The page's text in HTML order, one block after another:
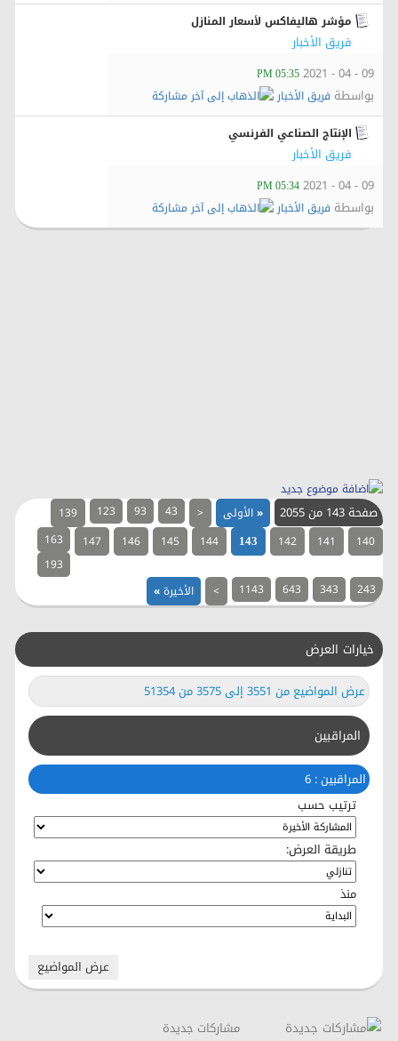
مؤشر هاليفاكس لأسعار المنازل
فريق الأخبار
09 - 04 - 2021
05:35 PM
بواسطة فريق الأخبار
الإنتاج الصناعي الفرنسي
فريق الأخبار
09 - 04 - 2021
05:34 PM
بواسطة فريق الأخبار
صفحة 143 من 2055 «الأولى <
43
93
123
139
140
141
142
143
144
145
146
147
163
193
243
343
643
1143
> الأخيرة»
خيارات العرض
عرض المواضيع من 3551 إلى 3575 من 51354
المراقبين
المراقبين : 6
ترتيب حسب
طريقة العرض:
منذ
مشاركات جديدة